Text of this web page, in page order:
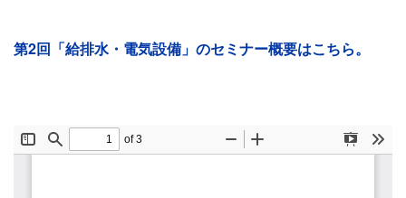
第2回「給排水・電気設備」のセミナー概要はこちら。